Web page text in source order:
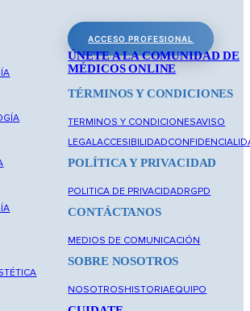
ACCESO PROFESIONAL
ÚNETE A LA COMUNIDAD DE
MÉDICOS ONLINE
TÉRMINOS Y CONDICIONES
TERMINOS Y CONDICIONESAVISO
LEGALACCESIBILIDAD
POLÍTICA Y PRIVACIDAD
POLITICA DE PRIVACIDADRGPD
CONTÁCTANOS
MEDIOS DE COMUNICACIÓN
SOBRE NOSOTROS
NOSOTROSHISTORIAEQUIPO